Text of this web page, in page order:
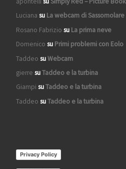
Luciana su La webcam di Sassomolare
Rosano Fabrizio su La prima neve
Domenico su Primi problemi con Eolo
Taddeo suWebcam
gierre suTaddeo e la turbina
Giampi suTaddeo e la turbina
Taddeo suTaddeo e la turbina
Privacy Policy